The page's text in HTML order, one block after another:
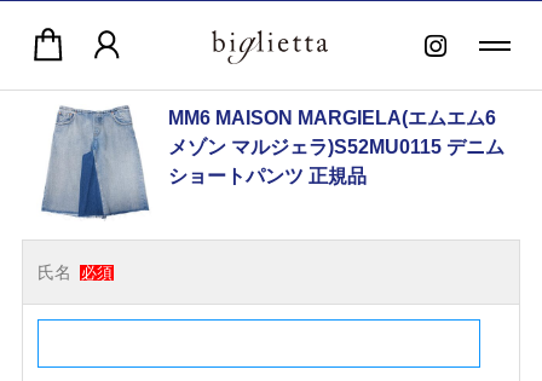
MM6 MAISON MARGIELA(エムエム6
メゾン マルジェラ)S52MU0115 デニム
ショートパンツ 正規品
氏名 必須